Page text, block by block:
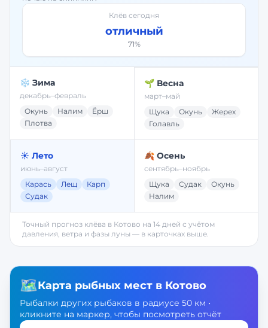
Клёв сегодня
отличный
71%
❄️ Зима
декабрь–февраль
Окунь
Налим
Ёрш
Плотва
🌱 Весна
март–май
Щука
Окунь
Жерех
Голавль
☀️ Лето
июнь–август
Карась
Лещ
Карп
Судак
🍂 Осень
сентябрь–ноябрь
Щука
Судак
Окунь
Налим
Точный прогноз клёва в Котово на 14 дней с учётом
давления, ветра и фазы луны — в карточках выше.
🗺️Карта рыбных мест в Котово
Рыбалки других рыбаков в радиусе 50 км •
кликните на маркер, чтобы посмотреть отчёт